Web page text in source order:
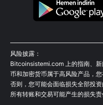
风险披露：
Bitcoinsistemi.com 上的指南、
币和加密货币属于高风险产品，
否则，您可能会面临损失全部投
所有转账和交易可能产生的损失责